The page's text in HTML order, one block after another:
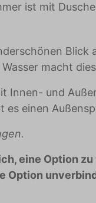
ist mit
macht
Innen- und
es einen
eine Option
Option